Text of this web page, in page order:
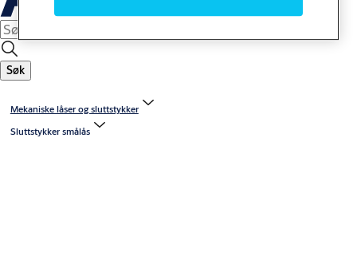
Søk
Mekaniske låser og sluttstykker
Sluttstykker smålås